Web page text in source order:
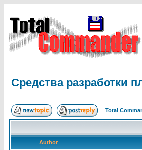
Средства разработки
Total
Author